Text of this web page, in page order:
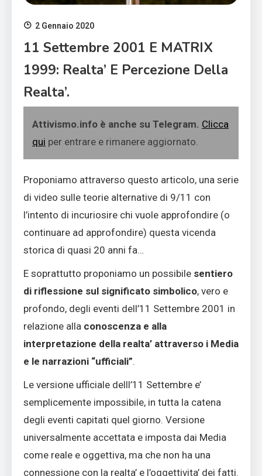
2 Gennaio 2020
11 Settembre 2001 E MATRIX
1999: Realta’ E Percezione Della
Realta’.
Attivismo.info è anche su Telegram. Clicca
qui per entrare e rimanere aggiornato.
Proponiamo attraverso questo articolo, una serie
di video sulle teorie alternative di 9/11 con
l’intento di incuriosire chi vuole approfondire (o
continuare ad approfondire) questa vicenda
storica di quasi 20 anni fa…
E soprattutto proponiamo un possibile sentiero
di riflessione sul significato simbolico, vero e
profondo, degli eventi dell’11 Settembre 2001 in
relazione alla conoscenza e alla
interpretazione della realta’ attraverso i Media
e le narrazioni “ufficiali”.
Le versione ufficiale delll’11 Settembre e’
semplicemente impossibile, in tutta la catena
degli eventi capitati quel giorno. Versione
universalmente accettata e imposta dai Media
come reale e oggettiva, ma che non ha una
connessione con la realta’ e l’oggettivita’ dei fatti.